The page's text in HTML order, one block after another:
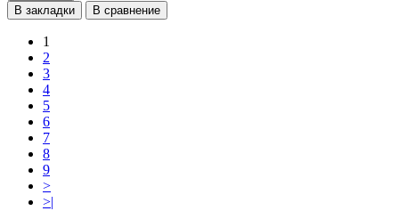
В закладки
В сравнение
1
2
3
4
5
6
7
8
9
>
>|